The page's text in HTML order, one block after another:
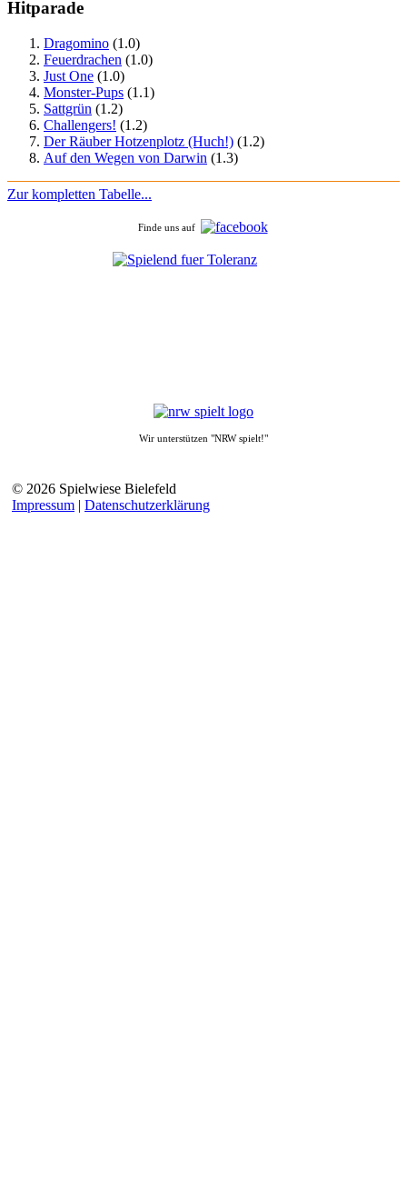
Hitparade
Dragomino (1.0)
Feuerdrachen (1.0)
Just One (1.0)
Monster-Pups (1.1)
Sattgrün (1.2)
Challengers! (1.2)
Der Räuber Hotzenplotz (Huch!) (1.2)
Auf den Wegen von Darwin (1.3)
Zur kompletten Tabelle...
Finde uns auf
Wir unterstützen "NRW spielt!"
© 2026 Spielwiese Bielefeld
Impressum | Datenschutzerklärung